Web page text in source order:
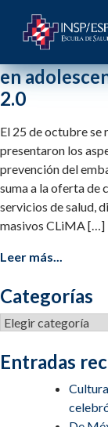
en
2.0
El 25 de octubre se
presentaron los
prevención del
suma a la oferta de
servicios de salud,
masivos CLiMA […]
Leer más...
Categorías
Categorías
Entradas